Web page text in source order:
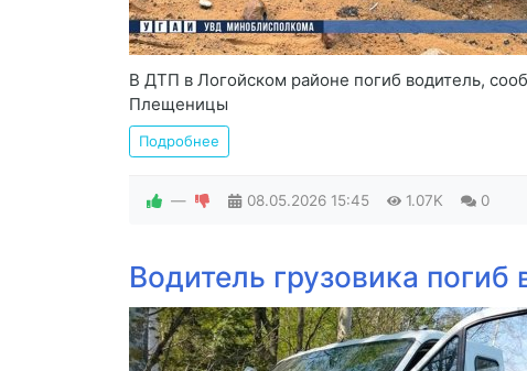
В ДТП в Логойском районе погиб водитель,
Плещеницы
Подробнее
— 08.05.2026 15:45 1.07K 0
Водитель грузовика